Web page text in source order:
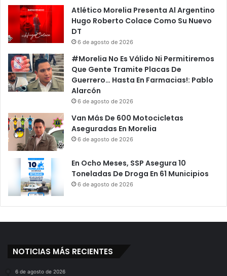
Atlético Morelia Presenta Al Argentino
Hugo Roberto Colace Como Su Nuevo
DT
6 de agosto de 2026
#Morelia No Es Válido Ni Permitiremos
Que Gente Tramite Placas De
Guerrero… Hasta En Farmacias!: Pablo
Alarcón
6 de agosto de 2026
Van Más De 600 Motocicletas
Aseguradas En Morelia
6 de agosto de 2026
En Ocho Meses, SSP Asegura 10
Toneladas De Droga En 61 Municipios
6 de agosto de 2026
NOTICIAS MÁS RECIENTES
6 de agosto de 2026